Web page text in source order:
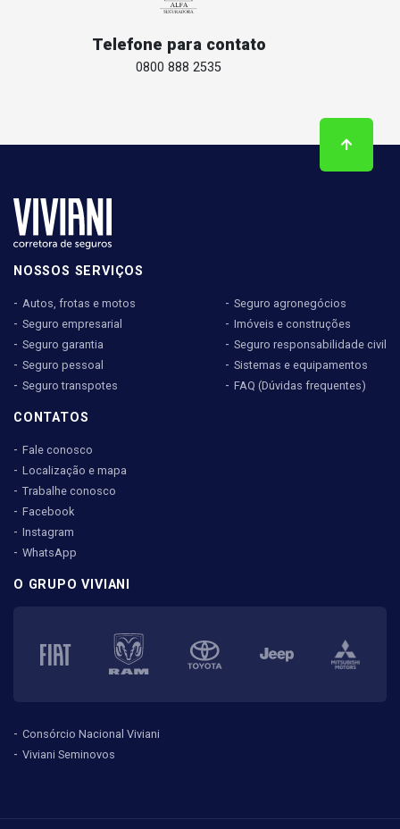
Telefone para contato
0800 888 2535
NOSSOS SERVIÇOS
Autos, frotas e motos
Seguro empresarial
Seguro garantia
Seguro pessoal
Seguro transpotes
Seguro agronegócios
Imóveis e construções
Seguro responsabilidade civil
Sistemas e equipamentos
FAQ (Dúvidas frequentes)
CONTATOS
Fale conosco
Localização e mapa
Trabalhe conosco
Facebook
Instagram
WhatsApp
O GRUPO VIVIANI
Consórcio Nacional Viviani
Viviani Seminovos